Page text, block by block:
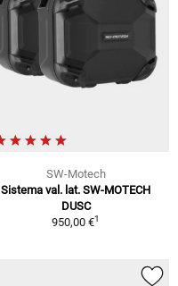
SW-Motech
Sistema val. lat. SW-MOTECH
DUSC
950,00 €1